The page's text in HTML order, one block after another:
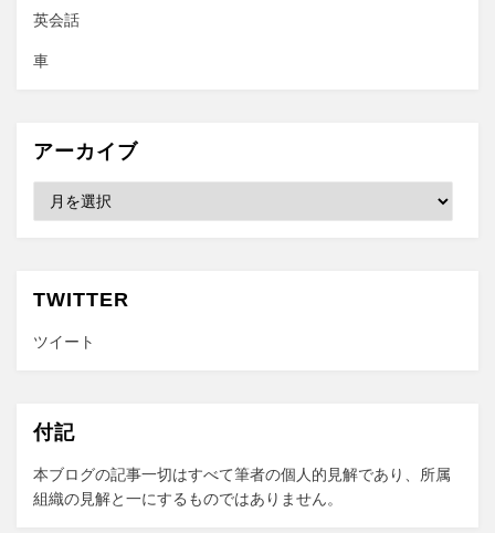
英会話
車
アーカイブ
ブ
TWITTER
ツイート
付記
本ブログの記事一切はすべて筆者の個人的見解であり、所属
組織の見解と一にするものではありません。